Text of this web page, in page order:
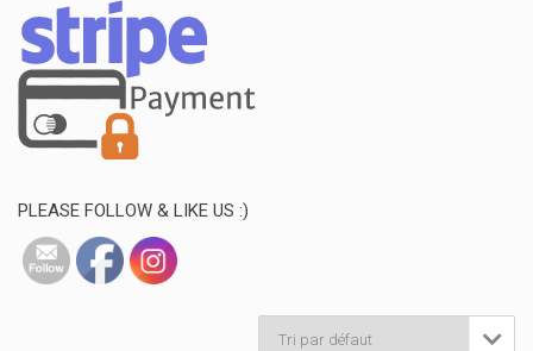
PLEASE FOLLOW & LIKE US :)
